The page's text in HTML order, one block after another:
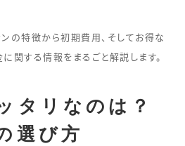
ンの特徴から初期費用、そしてお得な
関する情報をまるごと解説します。
タリなのは？
選び方